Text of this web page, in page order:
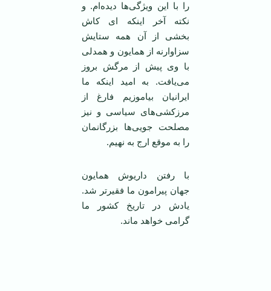
را با این ویژگی‌ها دیده‌ام. و
نکته آخر اینکه ‌ای کاش
بخشی از آن همه ستایش
سزاوارنه از همایون و همدلی
با وی پیش از مرگش بروز
می‌یافت. به امید اینکه ما
ایرانیان بیاموزیم فارغ از
مرزکشی‌های سیاسی و نیز
مصلحت جویی‌ها بزرگانمان
را به موقع ارج به نهیم.
با رفتن داریوش همایون
جهان پیرامون ما فقیر‌تر شد.
یادش در تاریخ کشور ما
گرامی خواهد ماند.